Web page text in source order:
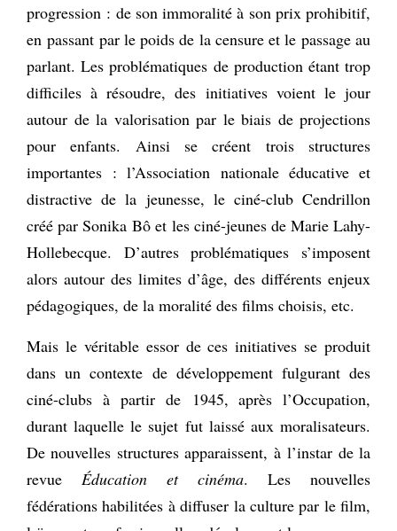
progression : de son immoralité à son prix prohibitif,
en passant par le poids de la censure et le passage au
parlant. Les problématiques de production étant trop
difficiles à résoudre, des initiatives voient le jour
autour de la valorisation par le biais de projections
pour enfants. Ainsi se créent trois structures
importantes : l’Association nationale éducative et
distractive de la jeunesse, le ciné-club Cendrillon
créé par Sonika Bô et les ciné-jeunes de Marie Lahy-
Hollebecque. D’autres problématiques s’imposent
alors autour des limites d’âge, des différents enjeux
pédagogiques, de la moralité des films choisis, etc.
Mais le véritable essor de ces initiatives se produit
dans un contexte de développement fulgurant des
ciné-clubs à partir de 1945, après l’Occupation,
durant laquelle le sujet fut laissé aux moralisateurs.
De nouvelles structures apparaissent, à l’instar de la
revue Éducation et cinéma. Les nouvelles
fédérations habilitées à diffuser la culture par le film,